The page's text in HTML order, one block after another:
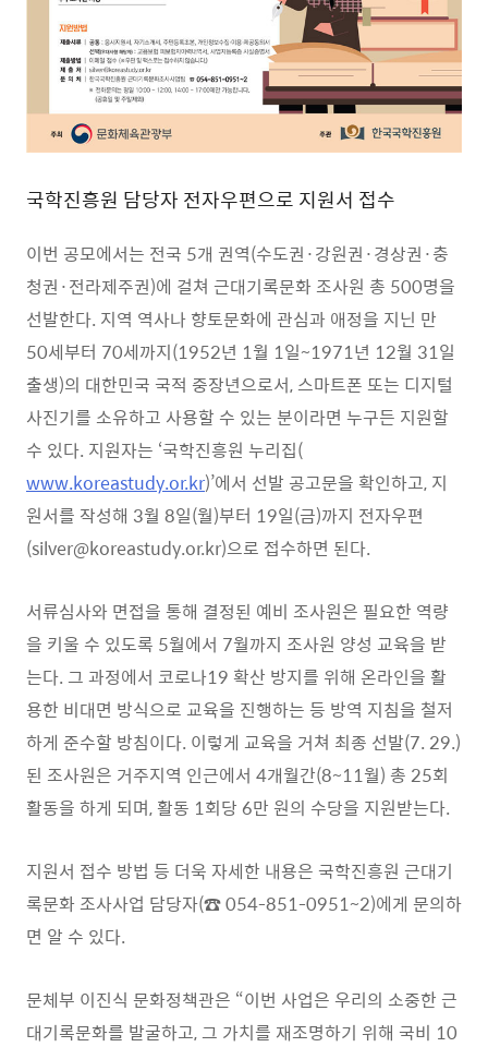
국학진흥원 담당자 전자우편으로 지원서 접수
이번 공모에서는 전국 5개 권역(수도권 ·강원권 ·경상권 ·충
청권 ·전라제주권)에 걸쳐 근대기록문화 조사원 총 500명을
선발한다. 지역 역사나 향토문화에 관심과 애정을 지닌 만
50세부터 70세까지(1952년 1월 1일~1971년 12월 31일
출생)의 대한민국 국적 중장년으로서,스마트폰 또는 디지털
사진기를 소유하고 사용할 수 있는 분이라면 누구든 지원할
수 있다. 지원자는 ‘국학진흥원 누리집(
www.koreastudy.or.kr)’에서 선발 공고문을 확인하고, 지
원서를 작성해 3월 8일(월)부터 19일(금)까지 전자우편
(silver@koreastudy.or.kr)으로 접수하면 된다.
서류심사와 면접을 통해 결정된 예비 조사원은 필요한 역량
을 키울 수 있도록 5월에서 7월까지 조사원 양성 교육을 받
는다. 그 과정에서 코로나19 확산 방지를 위해 온라인을 활
용한 비대면 방식으로 교육을 진행하는 등 방역 지침을 철저
하게 준수할 방침이다. 이렇게 교육을 거쳐 최종 선발(7. 29.)
된 조사원은 거주지역 인근에서 4개월간(8~11월) 총 25회
활동을 하게 되며, 활동 1회당 6만 원의 수당을 지원받는다.
지원서 접수 방법 등 더욱 자세한 내용은 국학진흥원 근대기
록문화 조사사업 담당자(☎054-851-0951~2)에게 문의하
면 알 수 있다.
문체부 이진식 문화정책관은 “이번 사업은 우리의 소중한 근
대기록문화를 발굴하고, 그 가치를 재조명하기 위해 국비 10